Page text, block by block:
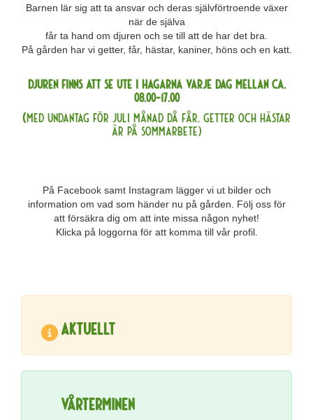
Barnen lär sig att ta ansvar och deras självförtroende växer
när de själva
får ta hand om djuren och se till att de har det bra.
På gården har vi getter, får, hästar, kaniner, höns och en katt.
Djuren finns att se ute i hagarna varje dag mellan ca.
08.00-17.00
​(Med undantag för juli månad då får, getter och hästar
är på sommarbete)
På Facebook samt Instagram lägger vi ut bilder och
information om vad som händer nu på gården. Följ oss för
att försäkra dig om att inte missa någon nyhet!
Klicka på loggorna för att komma till vår profil.
aktuellt
Vårterminen